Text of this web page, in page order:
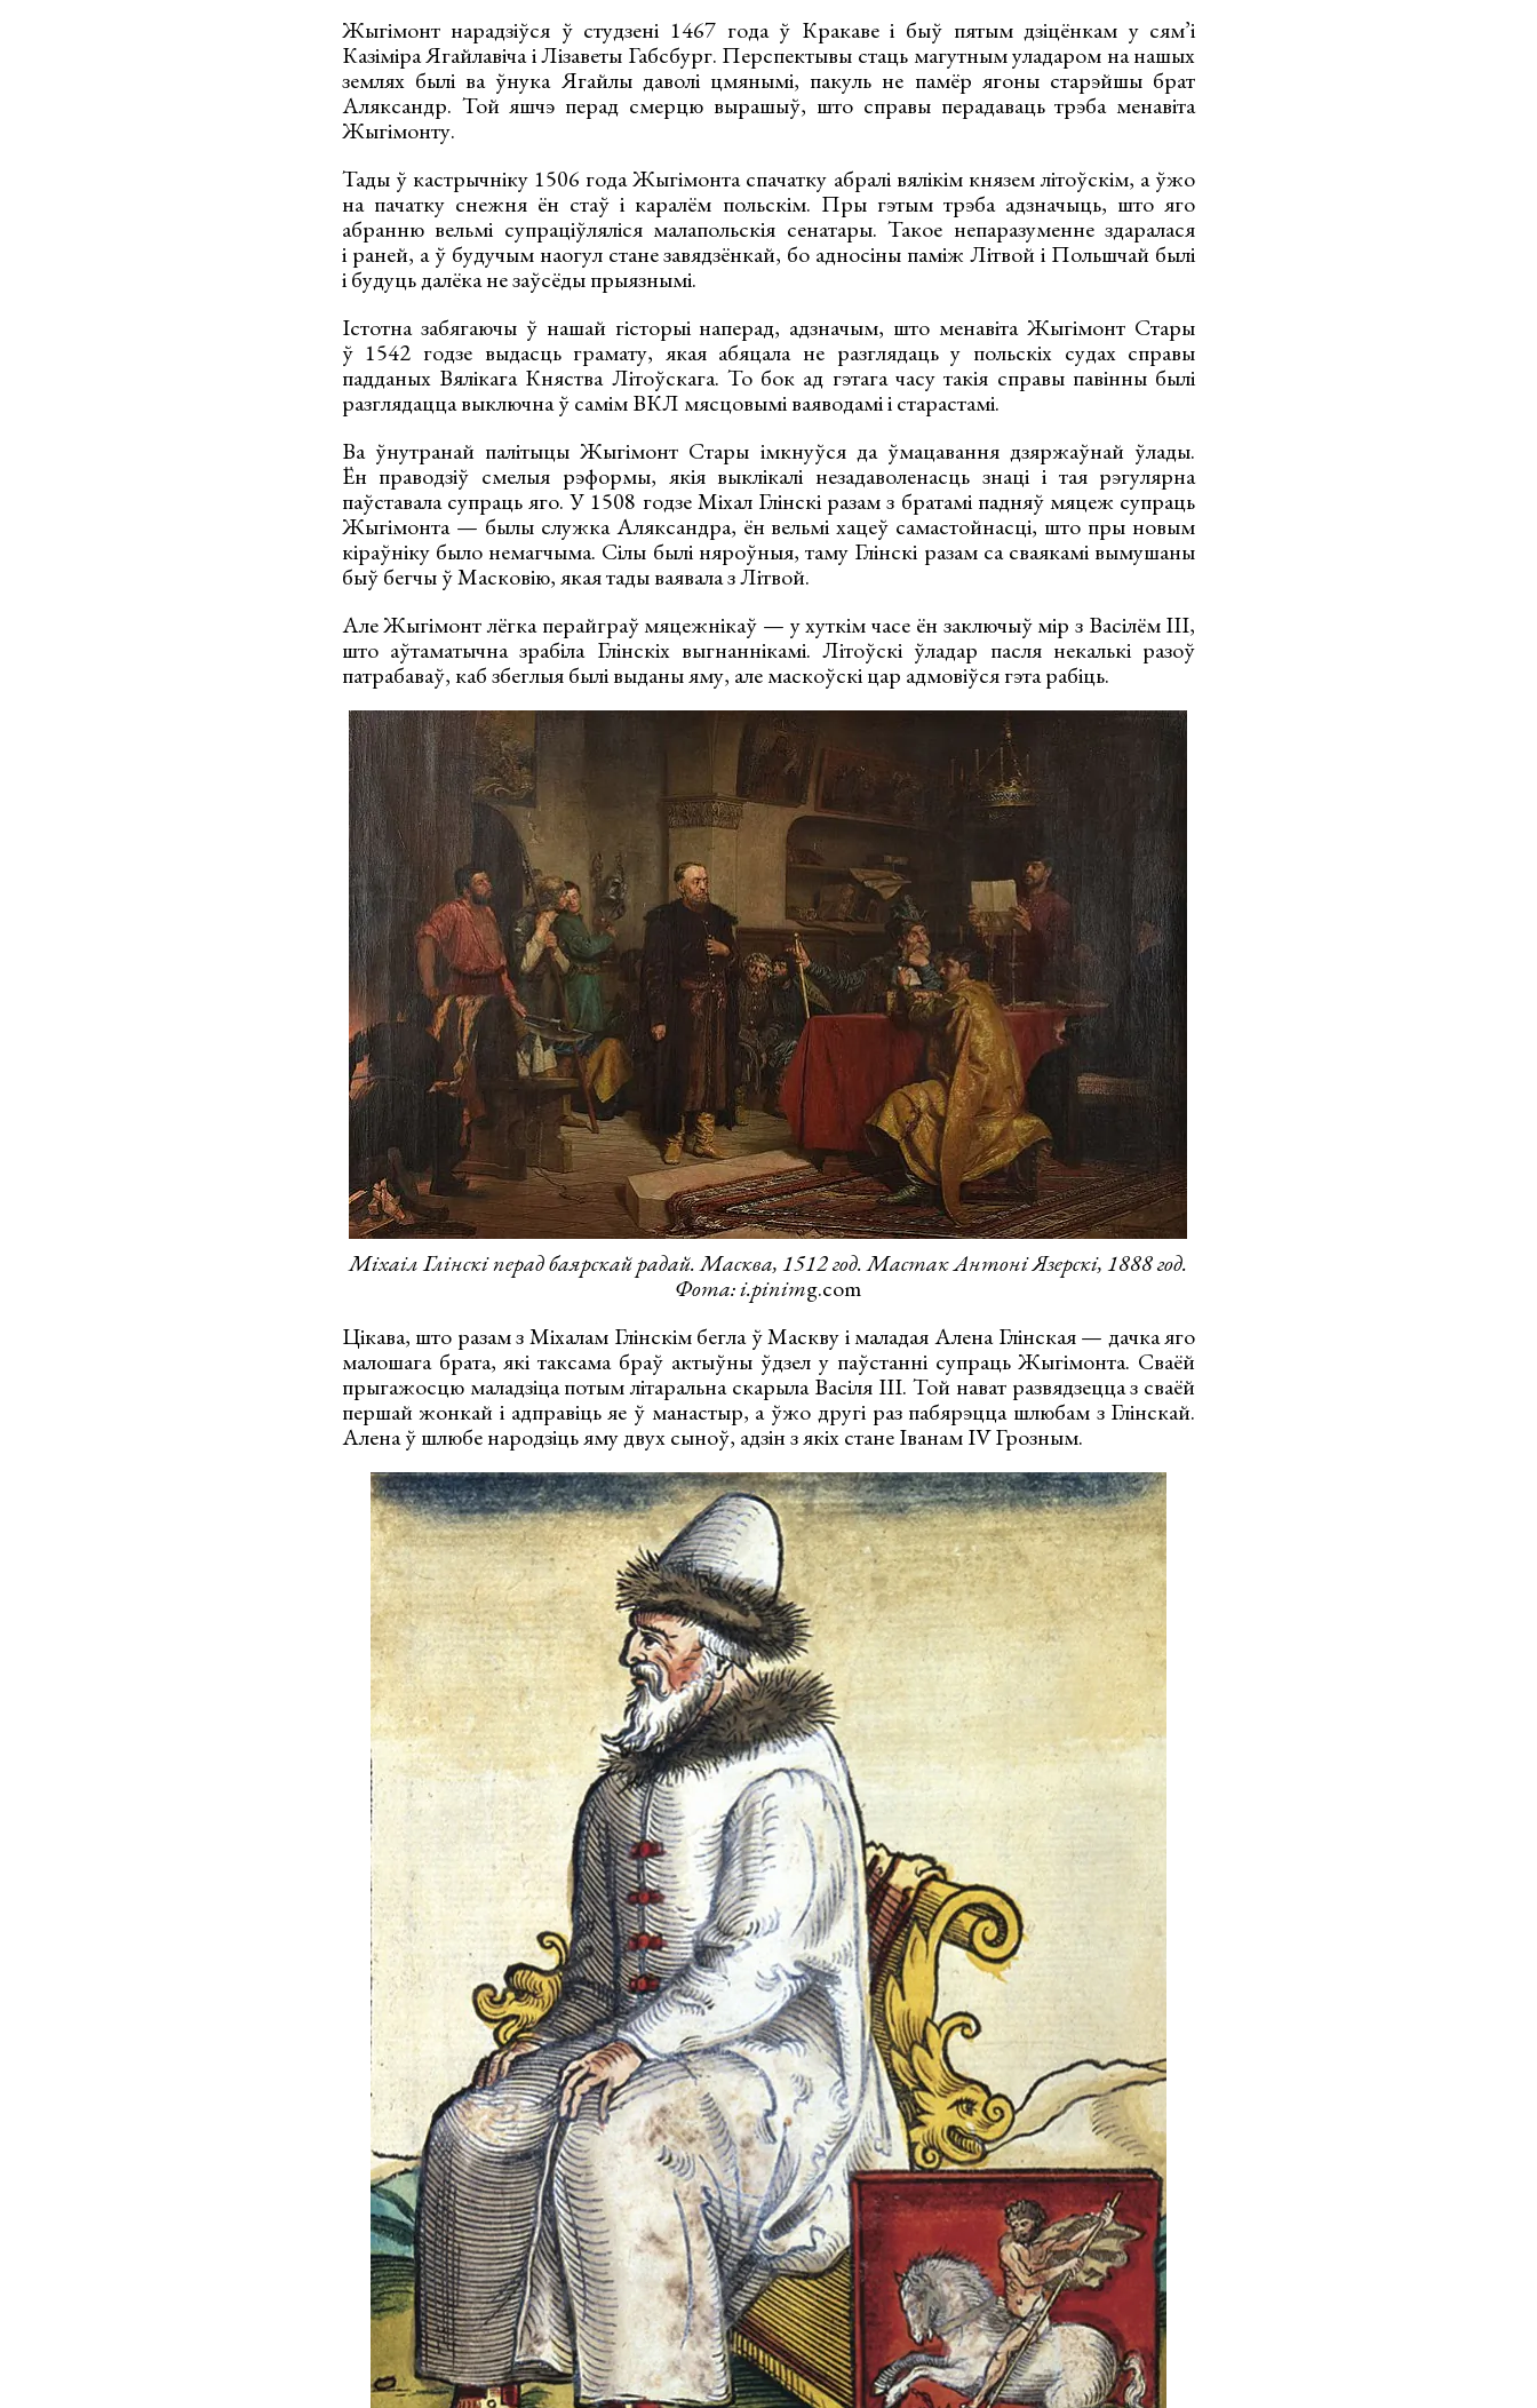
Жыгімонт нарадзіўся ў студзені 1467 года ў Кракаве і быў пятым дзіцёнкам у сям’і
Казіміра Ягайлавіча і Лізаветы Габсбург. Перспектывы стаць магутным уладаром на нашых
землях былі ва ўнука Ягайлы даволі цмянымі, пакуль не памёр ягоны старэйшы брат
Аляксандр. Той яшчэ перад смерцю вырашыў, што справы перадаваць трэба менавіта
Жыгімонту.
Тады ў кастрычніку 1506 года Жыгімонта спачатку абралі вялікім князем літоўскім, а ўжо
на пачатку снежня ён стаў і каралём польскім. Пры гэтым трэба адзначыць, што яго
абранню вельмі супраціўляліся малапольскія сенатары. Такое непаразуменне здаралася
і раней, а ў будучым наогул стане завядзёнкай, бо адносіны паміж Літвой і Польшчай былі
і будуць далёка не заўсёды прыязнымі.
Істотна забягаючы ў нашай гісторыі наперад, адзначым, што менавіта Жыгімонт Стары
ў 1542 годзе выдасць грамату, якая абяцала не разглядаць у польскіх судах справы
падданых Вялікага Княства Літоўскага. То бок ад гэтага часу такія справы павінны былі
разглядацца выключна ў самім ВКЛ мясцовымі ваяводамі і старастамі.
Ва ўнутранай палітыцы Жыгімонт Стары імкнуўся да ўмацавання дзяржаўнай ўлады.
Ён праводзіў смелыя рэформы, якія выклікалі незадаволенасць знаці і тая рэгулярна
паўставала супраць яго. У 1508 годзе Міхал Глінскі разам з братамі падняў мяцеж супраць
Жыгімонта — былы служка Аляксандра, ён вельмі хацеў самастойнасці, што пры новым
кіраўніку было немагчыма. Сілы былі няроўныя, таму Глінскі разам са сваякамі вымушаны
быў бегчы ў Масковію, якая тады ваявала з Літвой.
Але Жыгімонт лёгка перайграў мяцежнікаў — у хуткім часе ён заключыў мір з Васілём ІІІ,
што аўтаматычна зрабіла Глінскіх выгнаннікамі. Літоўскі ўладар пасля некалькі разоў
патрабаваў, каб збеглыя былі выданы яму, але маскоўскі цар адмовіўся гэта рабіць.
Міхаіл Глінскі перад баярскай радай. Масква, 1512 год. Мастак Антоні Язерскі, 1888 год.
Фота: i.pinimg.com
Цікава, што разам з Міхалам Глінскім бегла ў Маскву і маладая Алена Глінская — дачка яго
малошага брата, які таксама браў актыўны ўдзел у паўстанні супраць Жыгімонта. Сваёй
прыгажосцю маладзіца потым літаральна скарыла Васіля III. Той нават развядзецца з сваёй
першай жонкай і адправіць яе ў манастыр, а ўжо другі раз пабярэцца шлюбам з Глінскай.
Алена ў шлюбе народзіць яму двух сыноў, адзін з якіх стане Іванам IV Грозным.